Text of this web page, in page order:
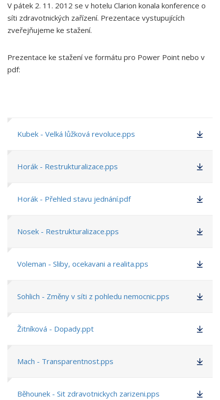
V pátek 2. 11. 2012 se v hotelu Clarion konala konference o
síti zdravotnických zařízení. Prezentace vystupujících
zveřejňujeme ke stažení.
Prezentace ke stažení ve formátu pro Power Point nebo v
pdf:
Kubek - Velká lůžková revoluce.pps
Horák - Restrukturalizace.pps
Horák - Přehled stavu jednání.pdf
Nosek - Restrukturalizace.pps
Voleman - Sliby, ocekavani a realita.pps
Sohlich - Změny v síti z pohledu nemocnic.pps
Žitníková - Dopady.ppt
Mach - Transparentnost.pps
Běhounek - Sit zdravotnickych zarizeni.pps